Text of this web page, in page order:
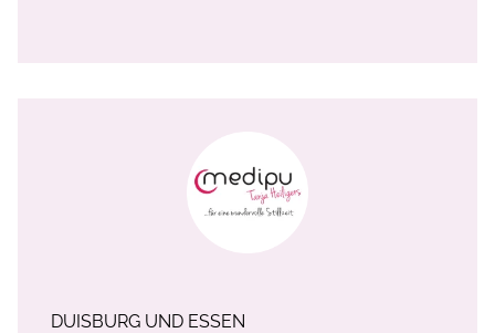
DUISBURG UND ESSEN